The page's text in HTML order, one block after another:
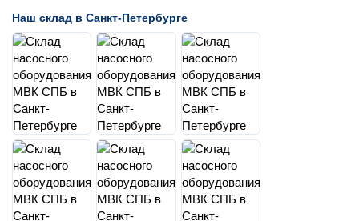
Наш склад в Санкт-Петербурге